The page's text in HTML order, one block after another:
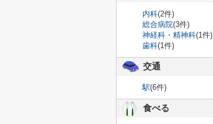
内科(2件)
総合病院(3件)
神経科・精神科(1件)
歯科(1件)
交通
駅(6件)
食べる